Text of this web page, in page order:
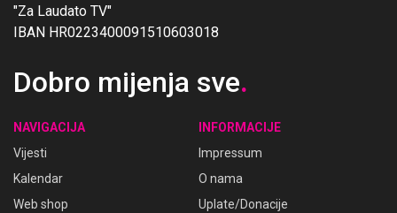
"Za Laudato TV"
IBAN HR0223400091510603018
Dobro mijenja sve.
NAVIGACIJA
Vijesti
Kalendar
Web shop
INFORMACIJE
Impressum
O nama
Uplate/Donacije